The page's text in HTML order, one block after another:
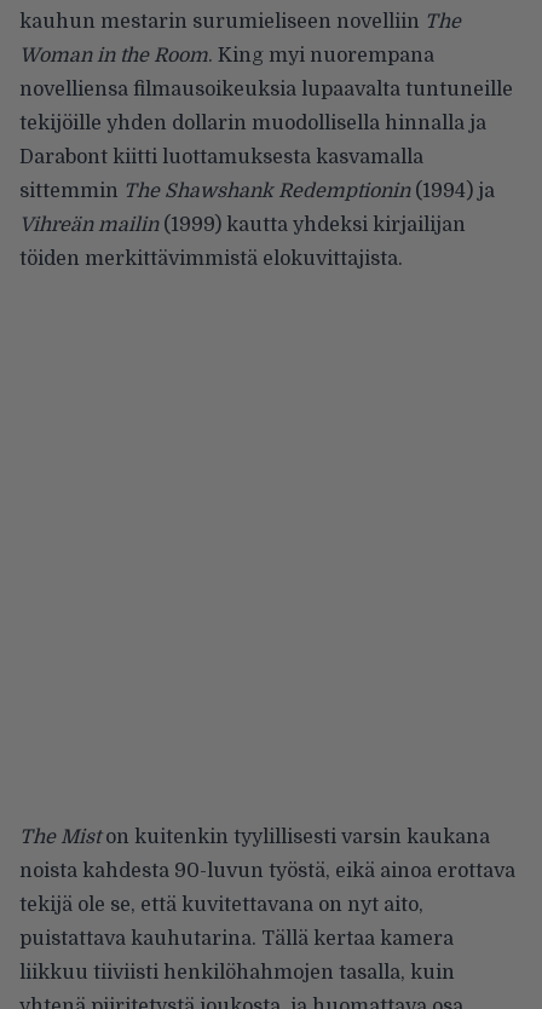
kauhun mestarin surumieliseen novelliin The
Woman in the Room. King myi nuorempana
novelliensa filmausoikeuksia lupaavalta tuntuneille
tekijöille yhden dollarin muodollisella hinnalla ja
Darabont kiitti luottamuksesta kasvamalla
sittemmin The Shawshank Redemptionin(1994) ja
Vihreän mailin(1999) kautta yhdeksi kirjailijan
töiden merkittävimmistä elokuvittajista.
The Miston kuitenkin tyylillisesti varsin kaukana
noista kahdesta 90-luvun työstä, eikä ainoa erottava
tekijä ole se, että kuvitettavana on nyt aito,
puistattava kauhutarina. Tällä kertaa kamera
liikkuu tiiviisti henkilöhahmojen tasalla, kuin